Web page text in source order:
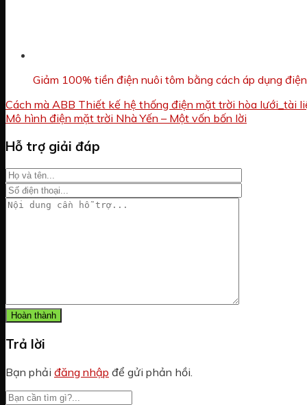
Giảm 100% tiền điện nuôi tôm bằng cách áp dụng
Cách mà ABB Thiết kế hệ thống điện mặt trời hòa lưới_tài
Mô hình điện mặt trời Nhà Yến – Một vốn bốn lời
Hỗ trợ giải đáp
Trả lời
Bạn phải đăng nhập để gửi phản hồi.